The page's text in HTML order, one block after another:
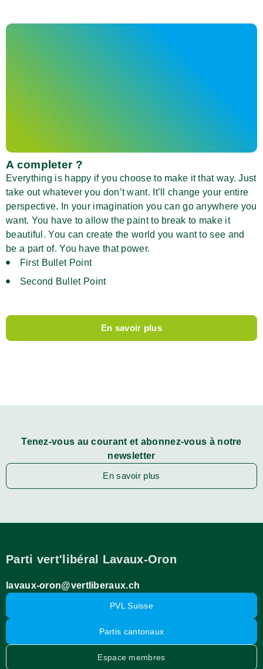
A completer ?
Everything is happy if you choose to make it that way. Just
take out whatever you don’t want. It’ll change your entire
perspective. In your imagination you can go anywhere you
want. You have to allow the paint to break to make it
beautiful. You can create the world you want to see and
be a part of. You have that power.
First Bullet Point
Second Bullet Point
En savoir plus
Tenez-vous au courant et abonnez-vous à notre
newsletter
En savoir plus
Parti vert'libéral Lavaux-Oron
lavaux-oron@vertliberaux.ch
PVL Suisse
Partis cantonaux
Espace membres